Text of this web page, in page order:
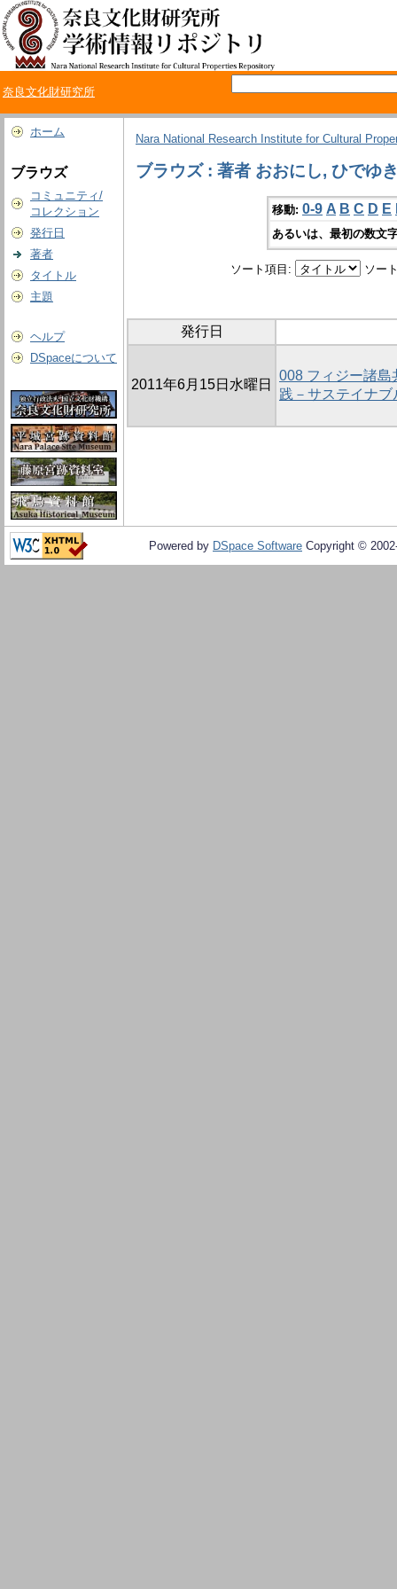
奈良文化財研究所
ホーム
ブラウズ
コミュニティ/
コレクション
発行日
著者
タイトル
主題
ヘルプ
DSpaceについて
Nara National Research Institute for Cultural
ブラウズ : 著者 おおにし, ひでゆ
移動: 0-9 A B C D E
あるいは、最初の数文
ソート項目: ソー
発行日
2011年6月15日水曜日
008 フィジー諸島
践－サステイナ
Powered by DSpace Software Copyright ©